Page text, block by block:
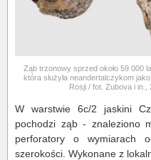
Ząb trzonowy sprzed około 59 000
która służyła neandertalczykom
Rosji / fot. Zubova i
W warstwie 6c/2 jaskini
pochodzi ząb - znaleziono
perforatory o
szerokości. Wykonane z